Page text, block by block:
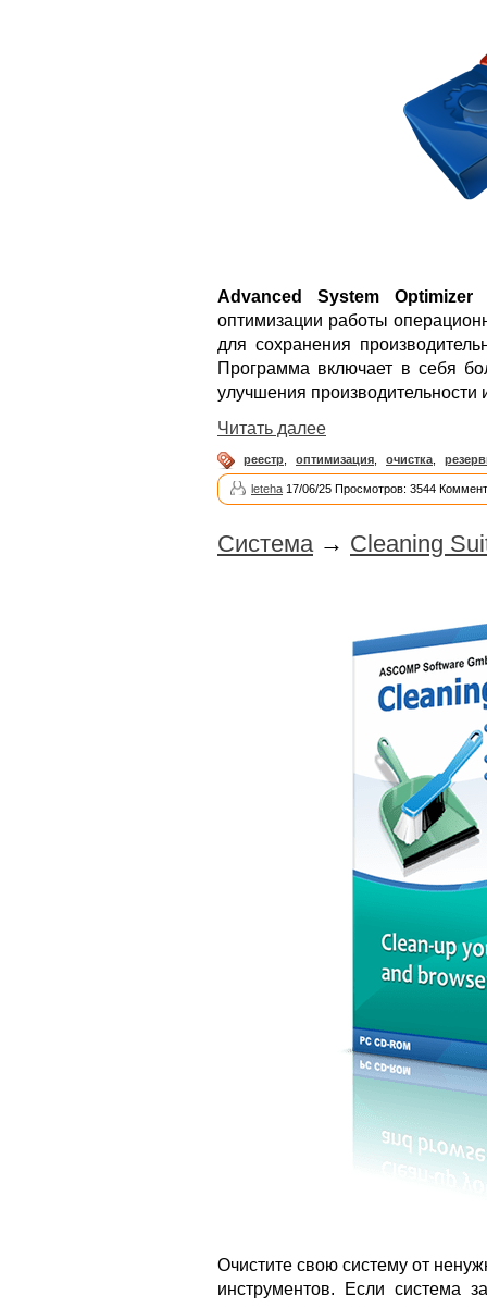
Advanced System Optimizer
оптимизации работы
для сохранения
Программа включает в себя
улучшения
Читать далее
реестр оптимизация очистка
leteha 17/06/25 Просмотров: 3544
Система → Cleaning
Очистите свою систему от
инструментов. Если система